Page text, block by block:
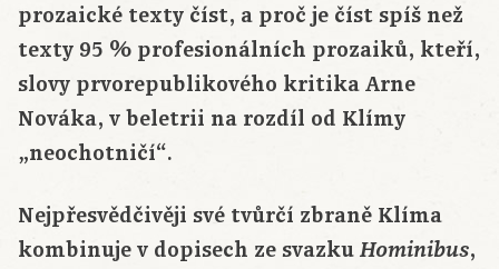
prozaické texty číst, a proč je číst spíš než
texty 95 % profesionálních prozaiků, kteří,
slovy prvorepublikového kritika Arne
Nováka, v beletrii na rozdíl od Klímy
„neochotničí“.
Nejpřesvědčivěji své tvůrčí zbraně Klíma
kombinuje v dopisech ze svazku Hominibus,